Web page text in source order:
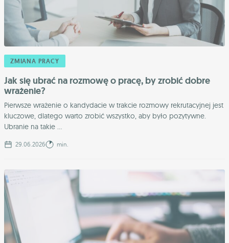
ZMIANA PRACY
Jak się ubrać na rozmowę o pracę, by zrobić dobre
wrażenie?
Pierwsze wrażenie o kandydacie w trakcie rozmowy rekrutacyjnej jest
kluczowe, dlatego warto zrobić wszystko, aby było pozytywne.
Ubranie na takie ...
29.06.2026 min.